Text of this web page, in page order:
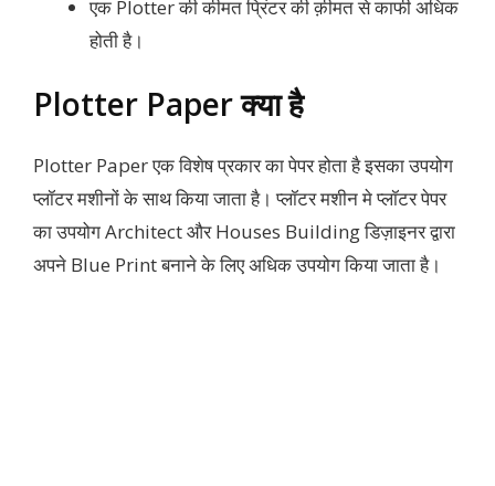
एक Plotter की कीमत प्रिंटर की क़ीमत से काफी अधिक
होती है।
Plotter Paper क्या है
Plotter Paper एक विशेष प्रकार का पेपर होता है इसका उपयोग
प्लॉटर मशीनों के साथ किया जाता है। प्लॉटर मशीन मे प्लॉटर पेपर
का उपयोग Architect और Houses Building डिज़ाइनर द्वारा
अपने Blue Print बनाने के लिए अधिक उपयोग किया जाता है।